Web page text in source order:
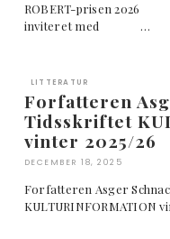
ROBERT-prisen 2026
inviteret med …
LITTERATUR
Forfatteren
Tidsskriftet
vinter 2025/26
DECEMBER 18, 2025
Forfatteren Asger